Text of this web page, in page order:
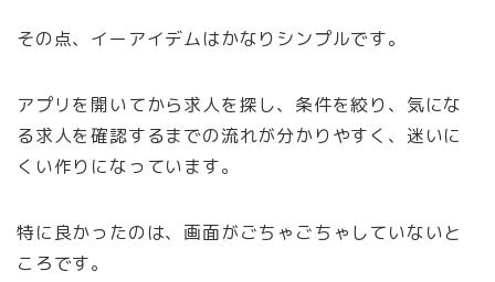
その点、イーアイデムはかなりシンプルです。
アプリを開いてから求人を探し、条件を絞り、気にな
る求人を確認するまでの流れが分かりやすく、迷いに
くい作りになっています。
特に良かったのは、画面がごちゃごちゃしていないと
ころです。